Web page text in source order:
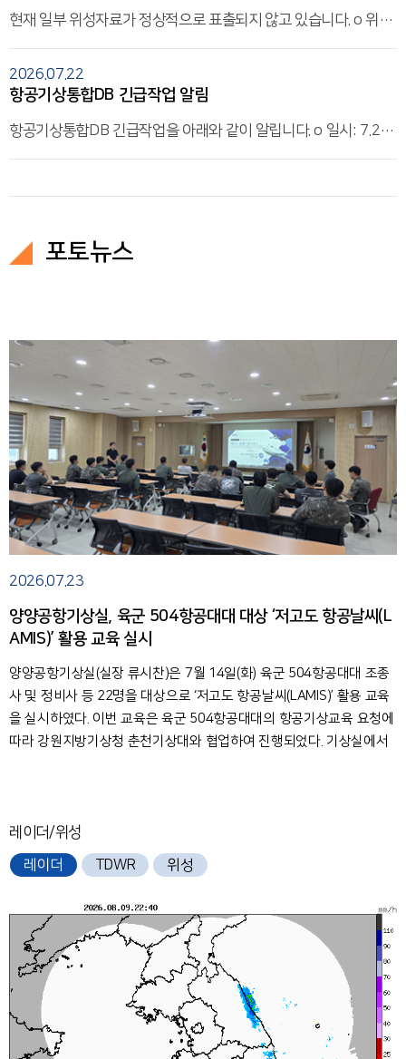
공기상청 정보기술과 안혜인(032-740-2841)기상레이더센터 레
이더운영과 백승록(02-2181-0827) ※ 위험기상 및 현지 작업여
건에 따라 일정이 변경 될 수 있으니 참고하시기 바랍니다.
현재 일부 위성자료가 정상적으로 표출되지 않고 있습니다. o 위치
s://nmsc.kma.go.kr) 이용에 참고하시기 바랍니다.
2026.07.22
항공기상통합DB 긴급작업 알림
항공기상통합DB 긴급작업을 아래와 같이 알립니다. o 일시: 7.23.
포토뉴스
2026.07.23
양양공항기상실, 육군 504항공대대 대상 ‘저고도 항공날씨(L
AMIS)’ 활용 교육 실시
양양공항기상실(실장 류시찬)은 7월 14일(화) 육군 504항공대대 조종
사 및 정비사 등 22명을 대상으로 ‘저고도 항공날씨(LAMIS)’ 활용 교육
을 실시하였다. 이번 교육은 육군 504항공대대의 항공기상교육 요청에
따라 강원지방기상청 춘천기상대와 협업하여 진행되었다. 기상실에서
호응을 얻었다. 앞으로도 양양공항기상실은 관계기관과의 협력을 바탕
으로 저고도 항공날씨 활용 교육을 지속적으로 확대하여 저고도 항공기
의 안전운항 지원에 최선을 다할 예정이다.
레이더/위성
레이더
TDWR 위성